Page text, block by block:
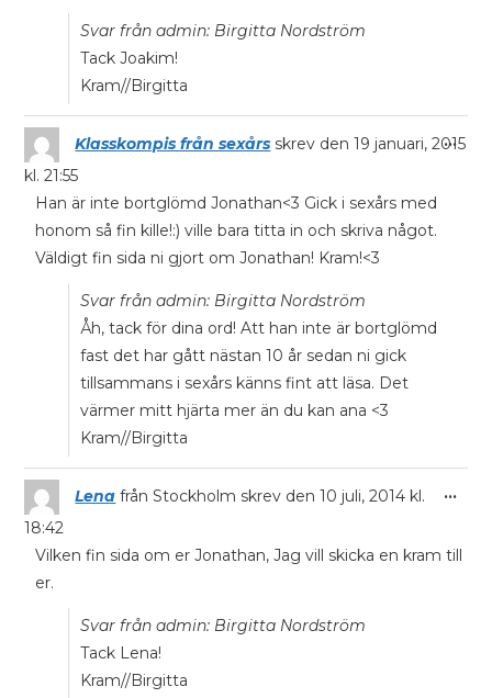
Svar från admin: Birgitta Nordström
Tack Joakim!
Kram//Birgitta
Klasskompis från sexårs skrev den 19 januari, 2015
kl. 21:55
Han är inte bortglömd Jonathan<3 Gick i sexårs med
honom så fin kille!:) ville bara titta in och skriva något.
Väldigt fin sida ni gjort om Jonathan! Kram!<3
Svar från admin: Birgitta Nordström
Åh, tack för dina ord! Att han inte är bortglömd
fast det har gått nästan 10 år sedan ni gick
tillsammans i sexårs känns fint att läsa. Det
värmer mitt hjärta mer än du kan ana <3
Kram//Birgitta
...
Lena från Stockholm skrev den 10 juli, 2014 kl.
18:42
Vilken fin sida om er Jonathan, Jag vill skicka en kram till
er.
Svar från admin: Birgitta Nordström
Tack Lena!
Kram//Birgitta
...